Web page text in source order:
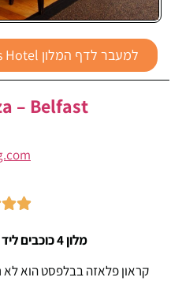
Benedicts
Hotel
למעבר לדף המלון Benedicts Hotel בבוקינג לחצו פה!
– Belfast


מלון 4 כוכבים ליד נהר לאגאן בבלפסט
קראון פלאזה בבלפסט הוא לא